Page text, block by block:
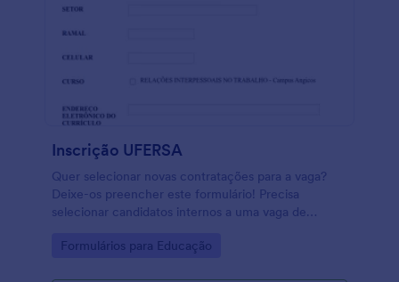
Inscrição UFERSA
Quer selecionar novas contratações para a vaga?
Deixe-os preencher este formulário! Precisa
selecionar candidatos internos a uma vaga de
Go to Category:
Formulários para Educação